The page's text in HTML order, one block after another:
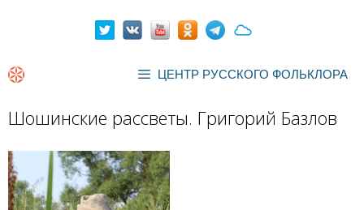
ЦЕНТР РУССКОГО ФОЛЬКЛОРА
Шошинские рассветы. Григорий Базлов